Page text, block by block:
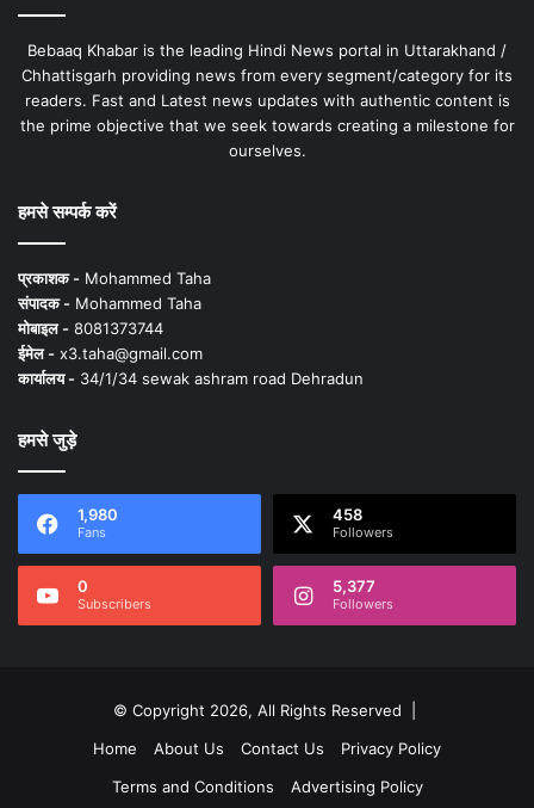
Bebaaq Khabar is the leading Hindi News portal in Uttarakhand /
Chhattisgarh providing news from every segment/category for its
readers. Fast and Latest news updates with authentic content is
the prime objective that we seek towards creating a milestone for
ourselves.
हमसे सम्पर्क करें
प्रकाशक - Mohammed Taha
संपादक - Mohammed Taha
मोबाइल - 8081373744
ईमेल - x3.taha@gmail.com
कार्यालय - 34/1/34 sewak ashram road Dehradun
हमसे जुड़े
1,980
Fans
458
Followers
0
Subscribers
5,377
Followers
© Copyright 2026, All Rights Reserved |
Home
About Us Contact Us
Privacy Policy
Terms and Conditions
Advertising Policy